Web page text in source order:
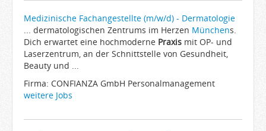
Medizinische Fachangestellte (m/w/d) - Dermatologie
... dermatologischen Zentrums im Herzen Münchens.
Dich erwartet eine hochmoderne Praxis mit OP- und
Laserzentrum, an der Schnittstelle von Gesundheit,
Beauty und ...
Firma: CONFIANZA GmbH Personalmanagement
weitere Jobs